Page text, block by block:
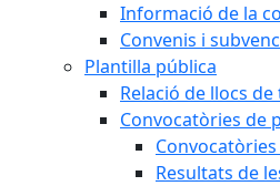
Informació de la
Convenis i
Plantilla pública
Relació de llocs
Convocatòries de
Resultats de